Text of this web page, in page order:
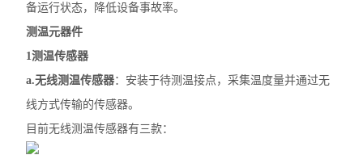
DJSF1352直流电能表
母线测温监控模块
ATE 无线测温传感器
无线测温传感器
备运行状态，降低设备事故率。
测温元器件
1测温传感器
a.无线测温传感器：安装于待测温接点，采集温度量并通过无
线方式传输的传感器。
目前无线测温传感器有三款：